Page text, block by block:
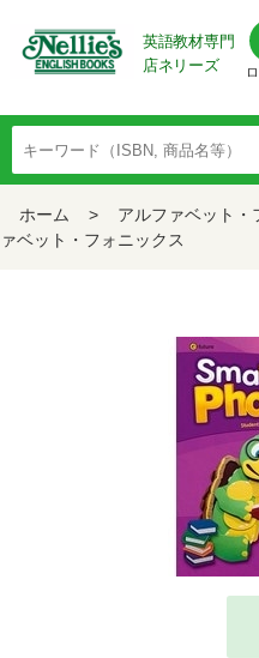
英語教材専門
店ネリーズ
ホーム > アルファベット・
ァベット・フォニックス